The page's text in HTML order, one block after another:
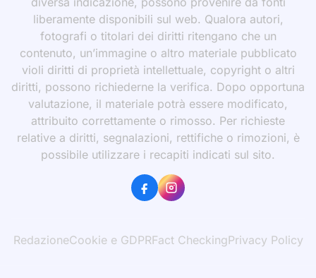
liberamente disponibili sul web. Qualora autori,
fotografi o titolari dei diritti ritengano che un
contenuto, un’immagine o altro materiale pubblicato
violi diritti di proprietà intellettuale, copyright o altri
diritti, possono richiederne la verifica. Dopo opportuna
valutazione, il materiale potrà essere modificato,
attribuito correttamente o rimosso. Per richieste
relative a diritti, segnalazioni, rettifiche o rimozioni, è
possibile utilizzare i recapiti indicati sul sito.
RedazioneCookie e GDPRFact CheckingPrivacy Policy